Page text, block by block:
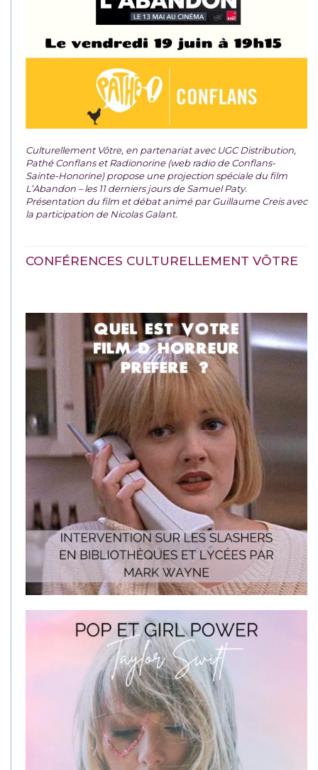
Culturellement Vôtre, en partenariat avec UGC Distribution,
Pathé Conflans et Radionorine (web radio de Conflans-
Sainte-Honorine) propose une projection spéciale du film
L’Abandon – les 11 derniers jours de Samuel Paty.
Présentation du film et débat animé par Guillaume Creis avec
la participation de Nicolas Galant.
CONFÉRENCES CULTURELLEMENT VÔTRE